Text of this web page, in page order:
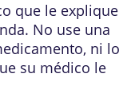
que le explique
No use una
ni lo
su médico le